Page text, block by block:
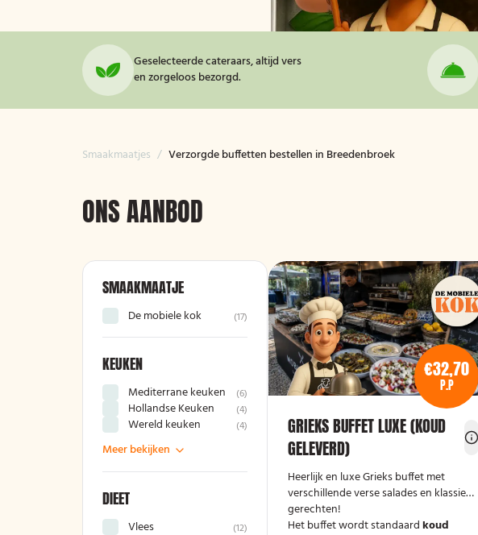
Geselecteerde cateraars, altijd vers
en zorgeloos bezorgd.
Smaakmaatjes / Verzorgde buffetten bestellen in Breedenbroek
ONS AANBOD
SMAAKMAATJE
De mobiele kok (17)
KEUKEN
Mediterrane keuken (6)
Hollandse Keuken (4)
Wereld keuken (4)
Meer bekijken
DIEET
Vlees (12)
€32,70
P.P
GRIEKS BUFFET LUXE (KOUD
GELEVERD)
Heerlijk en luxe Grieks buffet met
verschillende verse salades en klassieke
gerechten!
Het buffet wordt standaardkoud